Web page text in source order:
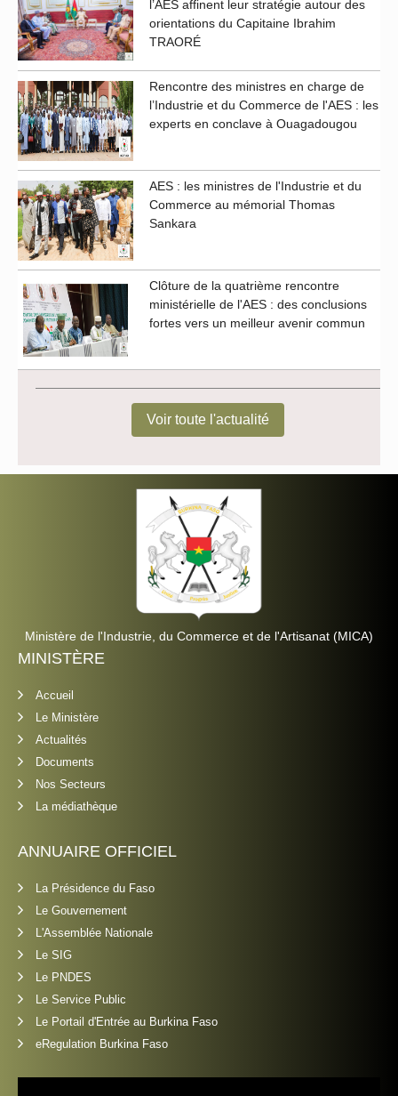
l’AES affinent leur stratégie autour des
orientations du Capitaine Ibrahim
TRAORÉ
Rencontre des ministres en charge de
l’Industrie et du Commerce de l'AES : les
experts en conclave à Ouagadougou
AES : les ministres de l'Industrie et du
Commerce au mémorial Thomas
Sankara
Clôture de la quatrième rencontre
ministérielle de l'AES : des conclusions
fortes vers un meilleur avenir commun
Voir toute l'actualité
Ministère de l'Industrie, du Commerce et de l'Artisanat (MICA)
MINISTÈRE
Accueil
Le Ministère
Actualités
Documents
Nos Secteurs
La médiathèque
ANNUAIRE OFFICIEL
La Présidence du Faso
Le Gouvernement
L'Assemblée Nationale
Le SIG
Le PNDES
Le Service Public
Le Portail d'Entrée au Burkina Faso
eRegulation Burkina Faso